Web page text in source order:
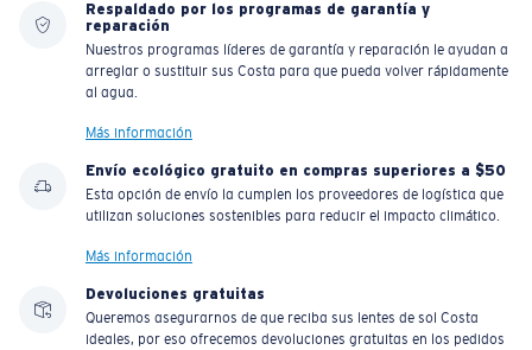
Respaldado por los programas de garantía y
reparación
Nuestros programas líderes de garantía y reparación le ayudan a
arreglar o sustituir sus Costa para que pueda volver rápidamente
al agua.
Más información
Envío ecológico gratuito en compras superiores a $50
Esta opción de envío la cumplen los proveedores de logística que
utilizan soluciones sostenibles para reducir el impacto climático.
Más información
Devoluciones gratuitas
Queremos asegurarnos de que reciba sus lentes de sol Costa
ideales, por eso ofrecemos devoluciones gratuitas en los pedidos